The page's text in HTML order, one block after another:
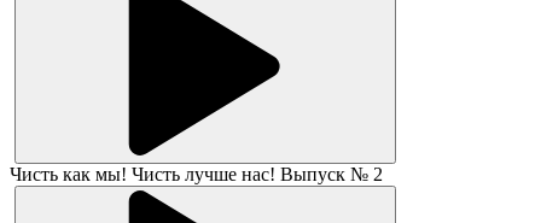
Чисть как мы! Чисть лучше нас! Выпуск № 2